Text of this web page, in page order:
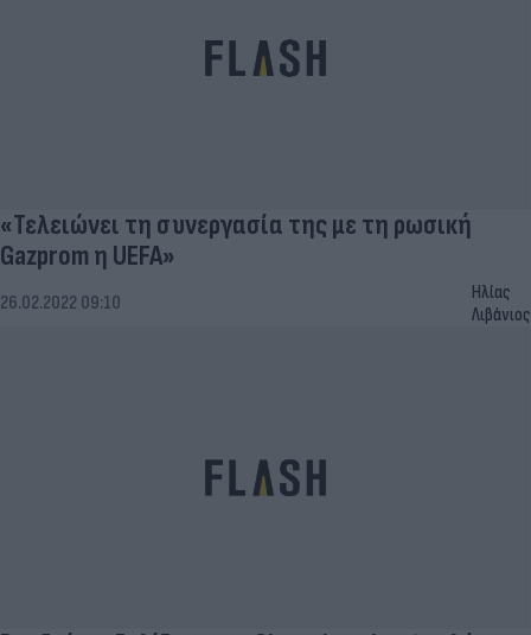
«Τελειώνει τη συνεργασία της με τη ρωσική
Gazprom η UEFA»
26.02.2022 09:10
Ηλίας
Λιβάνιος